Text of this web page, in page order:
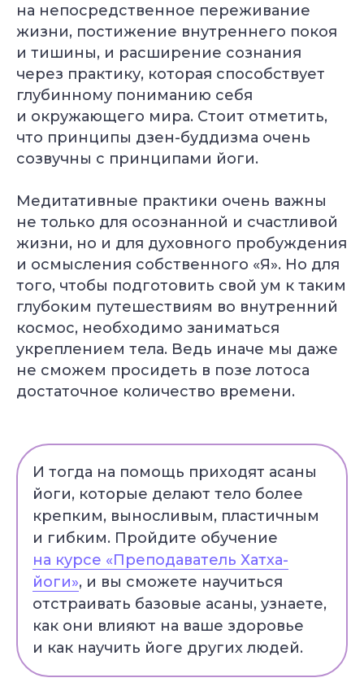
на непосредственное переживание
жизни, постижение внутреннего покоя
и тишины, и расширение сознания
через практику, которая способствует
глубинному пониманию себя
и окружающего мира. Стоит отметить,
что принципы дзен-буддизма очень
созвучны с принципами йоги.
Медитативные практики очень важны
не только для осознанной и счастливой
жизни, но и для духовного пробуждения
и осмысления собственного «Я». Но для
того, чтобы подготовить свой ум к таким
глубоким путешествиям во внутренний
космос, необходимо заниматься
укреплением тела. Ведь иначе мы даже
не сможем просидеть в позе лотоса
достаточное количество времени.
И тогда на помощь приходят асаны
йоги, которые делают тело более
крепким, выносливым, пластичным
и гибким. Пройдите обучение
на курсе «Преподаватель Хатха-
йоги», и вы сможете научиться
отстраивать базовые асаны, узнаете,
как они влияют на ваше здоровье
и как научить йоге других людей.